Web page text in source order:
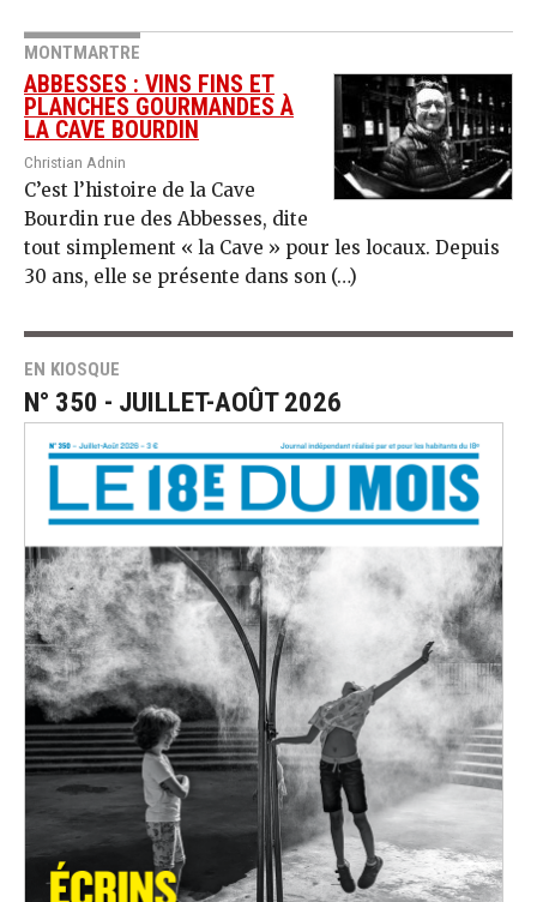
MONTMARTRE
ABBESSES : VINS FINS ET
PLANCHES GOURMANDES À
LA CAVE BOURDIN
Christian Adnin
C’est l’histoire de la Cave
Bourdin rue des Abbesses, dite
tout simplement « la Cave » pour les locaux. Depuis
30 ans, elle se présente dans son (…)
EN KIOSQUE
N° 350 - JUILLET-AOÛT 2026